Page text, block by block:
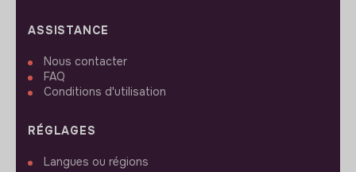
ASSISTANCE
Nous contacter
FAQ
Conditions d'utilisation
RÉGLAGES
Langues ou régions